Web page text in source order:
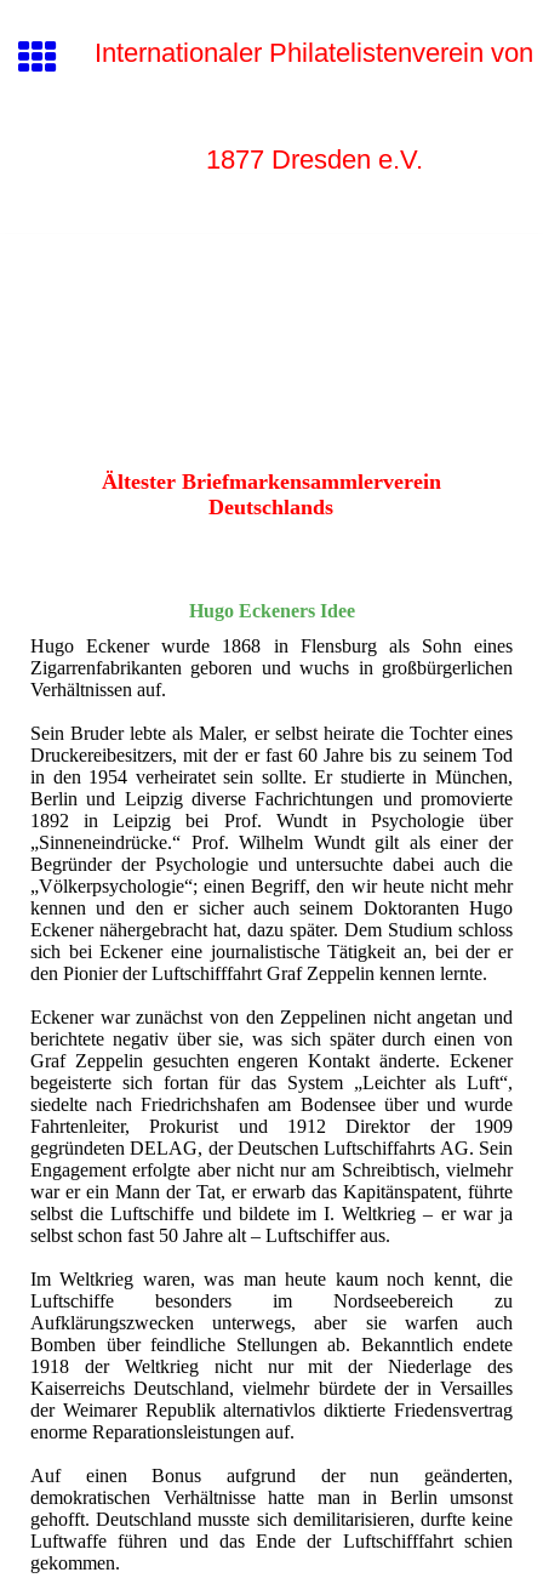
Internationaler Philatelistenverein von
1877 Dresden e.V.
Ältester Briefmarkensammlerverein
Deutschlands
Hugo Eckeners Idee
Hugo Eckener wurde 1868 in Flensburg als Sohn eines
Zigarrenfabrikanten geboren und wuchs in großbürgerlichen
Verhältnissen auf.
Sein Bruder lebte als Maler, er selbst heirate die Tochter eines
Druckereibesitzers, mit der er fast 60 Jahre bis zu seinem Tod
in den 1954 verheiratet sein sollte. Er studierte in München,
Berlin und Leipzig diverse Fachrichtungen und promovierte
1892 in Leipzig bei Prof. Wundt in Psychologie über
„Sinneneindrücke.“ Prof. Wilhelm Wundt gilt als einer der
Begründer der Psychologie und untersuchte dabei auch die
„Völkerpsychologie“; einen Begriff, den wir heute nicht mehr
kennen und den er sicher auch seinem Doktoranten Hugo
Eckener nähergebracht hat, dazu später. Dem Studium schloss
sich bei Eckener eine journalistische Tätigkeit an, bei der er
den Pionier der Luftschifffahrt Graf Zeppelin kennen lernte.
Eckener war zunächst von den Zeppelinen nicht angetan und
berichtete negativ über sie, was sich später durch einen von
Graf Zeppelin gesuchten engeren Kontakt änderte. Eckener
begeisterte sich fortan für das System „Leichter als Luft“,
siedelte nach Friedrichshafen am Bodensee über und wurde
Fahrtenleiter, Prokurist und 1912 Direktor der 1909
gegründeten DELAG, der Deutschen Luftschiffahrts AG. Sein
Engagement erfolgte aber nicht nur am Schreibtisch, vielmehr
war er ein Mann der Tat, er erwarb das Kapitänspatent, führte
selbst die Luftschiffe und bildete im I. Weltkrieg – er war ja
selbst schon fast 50 Jahre alt – Luftschiffer aus.
Im Weltkrieg waren, was man heute kaum noch kennt, die
Luftschiffe besonders im Nordseebereich zu
Aufklärungszwecken unterwegs, aber sie warfen auch
Bomben über feindliche Stellungen ab. Bekanntlich endete
1918 der Weltkrieg nicht nur mit der Niederlage des
Kaiserreichs Deutschland, vielmehr bürdete der in Versailles
der Weimarer Republik alternativlos diktierte Friedensvertrag
enorme Reparationsleistungen auf.
Auf einen Bonus aufgrund der nun geänderten,
demokratischen Verhältnisse hatte man in Berlin umsonst
gehofft. Deutschland musste sich demilitarisieren, durfte keine
Luftwaffe führen und das Ende der Luftschifffahrt schien
gekommen.